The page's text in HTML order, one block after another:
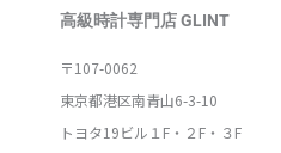
高級時計専門店 GLINT
〒107-0062
東京都港区南青山6-3-10
トヨタ19ビル１F・２F・３F